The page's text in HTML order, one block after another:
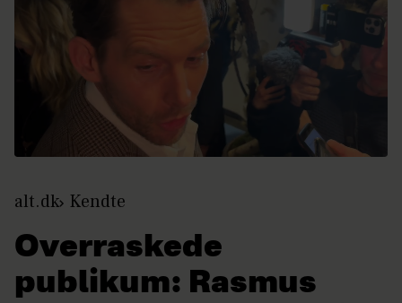
alt.dk Kendte
Overraskede
publikum: Rasmus